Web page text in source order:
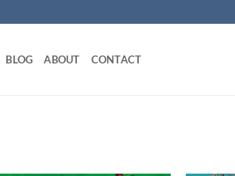
BLOG ABOUT CONTACT